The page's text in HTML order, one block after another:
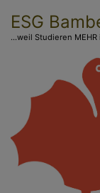
zum
Inhalt
ESG
...weil Studieren MEHR